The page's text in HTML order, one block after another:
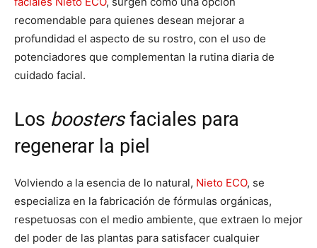
recomendable para quienes desean mejorar a
profundidad el aspecto de su rostro, con el uso de
potenciadores que complementan la rutina diaria de
cuidado facial.
Los boostersfaciales para
regenerar la piel
Volviendo a la esencia de lo natural, Nieto ECO, se
especializa en la fabricación de fórmulas orgánicas,
respetuosas con el medio ambiente, que extraen lo mejor
del poder de las plantas para satisfacer cualquier